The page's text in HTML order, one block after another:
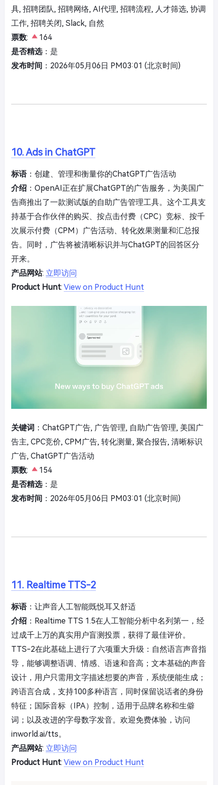
具, 招聘团队, 招聘网络, AI代理, 招聘流程, 人才筛选, 协调
工作, 招聘关闭, Slack, 自然
票数:
164
是否精选：是
发布时间 ：2026年05月06日 PM03:01 (北京时间)
10. Ads in ChatGPT
标语：创建、管理和衡量你的ChatGPT广告活动
介绍 ：OpenAI正在扩展ChatGPT的广告服务，为美国广
告商推出了一款测试版的自助广告管理工具。这个工具支
持基于合作伙伴的购买、按点击付费（CPC）竞标、按千
次展示付费（CPM）广告活动、转化效果测量和汇总报
告。同时，广告将被清晰标识并与ChatGPT的回答区分
开来。
产品网站: 立即访问
Product Hunt: View on Product Hunt
关键词 ：ChatGPT广告, 广告管理, 自助广告管理, 美国广
告主, CPC竞价, CPM广告, 转化测量, 聚合报告, 清晰标识
广告, ChatGPT广告活动
票数:
154
是否精选：是
发布时间 ：2026年05月06日 PM03:01 (北京时间)
11. Realtime TTS-2
标语：让声音人工智能既悦耳又舒适
介绍 ：Realtime TTS 1.5在人工智能分析中名列第一，经
过成千上万的真实用户盲测投票，获得了最佳评价。
TTS-2在此基础上进行了六项重大升级：自然语言声音指
导，能够调整语调、情感、语速和音高；文本基础的声音
设计，用户只需用文字描述想要的声音，系统便能生成；
跨语言合成，支持100多种语言，同时保留说话者的身份
特征；国际音标（IPA）控制，适用于品牌名称和生僻
词；以及改进的字母数字发音。欢迎免费体验，访问
inworld.ai/tts。
产品网站: 立即访问
Product Hunt: View on Product Hunt